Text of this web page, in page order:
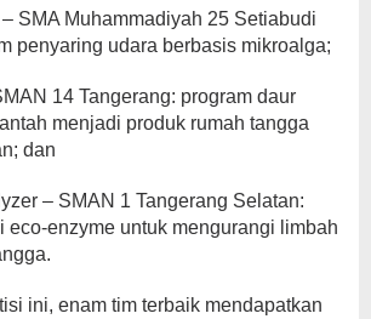
SMA Muhammadiyah 25 Setiabudi
penyaring udara berbasis mikroalga;
14 Tangerang: program daur
menjadi produk rumah tangga
dan
– SMAN 1 Tangerang Selatan:
eco-enzyme untuk mengurangi limbah
ini, enam tim terbaik mendapatkan